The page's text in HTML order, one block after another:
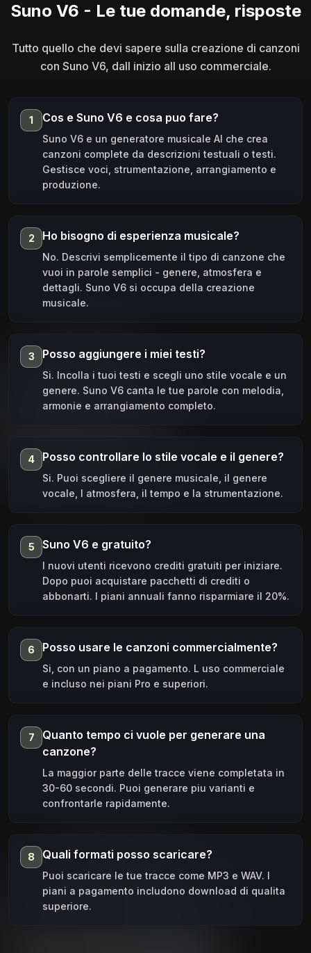
Suno V6 - Le tue domande, risposte
Tutto quello che devi sapere sulla creazione di canzoni
con Suno V6, dall inizio all uso commerciale.
1 Cos e Suno V6 e cosa puo fare?
Suno V6 e un generatore musicale AI che crea
canzoni complete da descrizioni testuali o testi.
Gestisce voci, strumentazione, arrangiamento e
produzione.
2 Ho bisogno di esperienza musicale?
No. Descrivi semplicemente il tipo di canzone che
vuoi in parole semplici - genere, atmosfera e
dettagli. Suno V6 si occupa della creazione
musicale.
3 Posso aggiungere i miei testi?
Si. Incolla i tuoi testi e scegli uno stile vocale e un
genere. Suno V6 canta le tue parole con melodia,
armonie e arrangiamento completo.
4 Posso controllare lo stile vocale e il genere?
Si. Puoi scegliere il genere musicale, il genere
vocale, l atmosfera, il tempo e la strumentazione.
5 Suno V6 e gratuito?
I nuovi utenti ricevono crediti gratuiti per iniziare.
Dopo puoi acquistare pacchetti di crediti o
abbonarti. I piani annuali fanno risparmiare il 20%.
6 Posso usare le canzoni commercialmente?
Si, con un piano a pagamento. L uso commerciale
e incluso nei piani Pro e superiori.
7
Quanto tempo ci vuole per generare una
canzone?
La maggior parte delle tracce viene completata in
30-60 secondi. Puoi generare piu varianti e
confrontarle rapidamente.
8 Quali formati posso scaricare?
Puoi scaricare le tue tracce come MP3 e WAV. I
piani a pagamento includono download di qualita
superiore.